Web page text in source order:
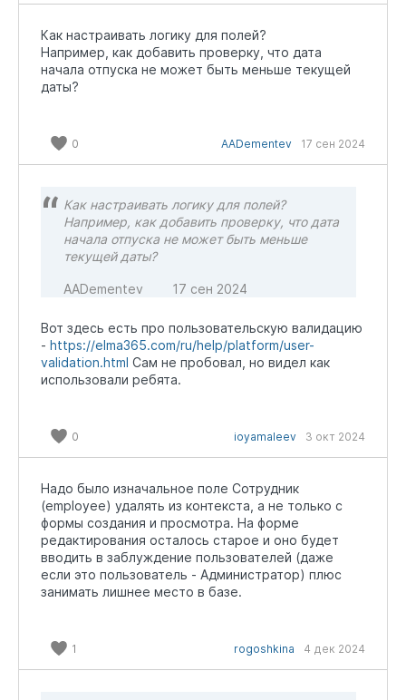
Как настраивать логику для полей?
Например, как добавить проверку, что дата
начала отпуска не может быть меньше текущей
даты?
0 AADementev 17 сен 2024
Как настраивать логику для полей?
Например, как добавить проверку, что дата
начала отпуска не может быть меньше
текущей даты?
AADementev 17 сен 2024
Вот здесь есть про пользовательскую валидацию
- https://elma365.com/ru/help/platform/user-
validation.html Сам не пробовал, но видел как
использовали ребята.
0 ioyamaleev 3 окт 2024
Надо было изначальное поле Сотрудник
(employee) удалять из контекста, а не только с
формы создания и просмотра. На форме
редактирования осталось старое и оно будет
вводить в заблуждение пользователей (даже
если это пользователь - Администратор) плюс
занимать лишнее место в базе.
1 rogoshkina 4 дек 2024